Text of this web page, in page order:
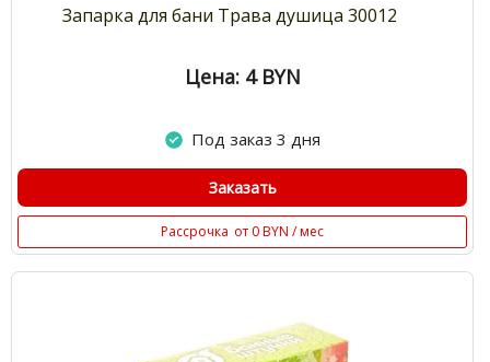
Запарка для бани Трава душица 30012
Цена: 4 BYN
Под заказ 3 дня
Заказать
Рассрочка от 0 BYN / мес